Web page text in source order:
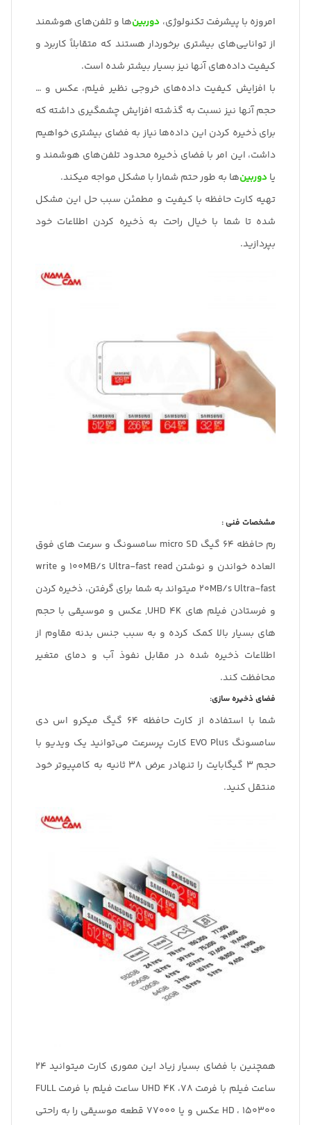
امروزه با پیشرفت تکنولوژی، دوربین‌ها و تلفن‌های هوشمند
از توانایی‌های بیشتری برخوردار هستند که متقابلاً کاربرد و
کیفیت داده‌های آنها نیز بسیار بیشتر شده است.
با افزایش کیفیت داده‌های خروجی نظیر فیلم، عکس و …
حجم آنها نیز نسبت به گذشته افزایش چشمگیری داشته که
برای ذخیره کردن این داده‌ها نیاز به فضای بیشتری خواهیم
داشت، این امر با فضای ذخیره محدود تلفن‌های هوشمند و
یا دوربین‌ها به طور حتم شمارا با مشکل مواجه میکند.
تهیه کارت حافظه با کیفیت و مطمئن سبب حل این مشکل
شده تا شما با خیال راحت به ذخیره کردن اطلاعات خود
بپردازید.
مشخصات فنی :
رم حافظه 64 گیگ micro SD سامسونگ و سرعت های فوق
العاده خواندن و نوشتن 100MB/s Ultra-fast read و write
20MB/s Ultra-fast میتواند به شما برای گرفتن، ذخیره کردن
و فرستادن فیلم های UHD 4K, عکس و موسیقی با حجم
های بسیار بالا کمک کرده و به سبب جنس بدنه مقاوم از
اطلاعات ذخیره شده در مقابل نفوذ آب و دمای متغیر
محافظت کند.
فضای ذخیره سازی:
شما با استفاده از کارت حافظه 64 گیگ میکرو اس دی
سامسونگ EVO Plus کارت پرسرعت می‌توانید یک ویدیو با
حجم 3 گیگابایت را تنهادر عرض 38 ثانیه به کامپیوتر خود
منتقل کنید.
همچنین با فضای بسیار زیاد این مموری کارت میتوانید 24
ساعت فیلم با فرمت UHD 4K ،78 ساعت فیلم با فرمت FULL
HD ، 150300 عکس و یا 77000 قطعه موسیقی را به راحتی